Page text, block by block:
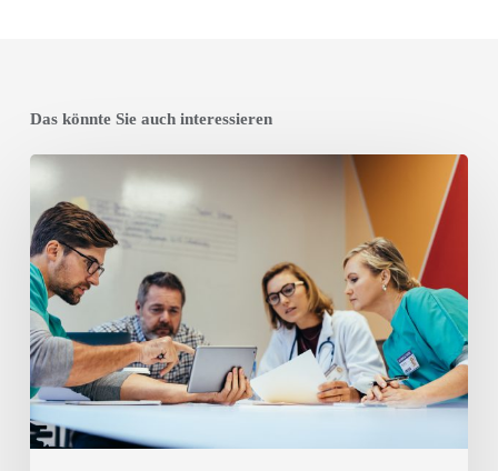
Das könnte Sie auch interessieren
Effizientes
Ausfallmanagement
in
deutschen
Kliniken:
Tagesaktuelle
Dienstplanung
für
reibungslose
Abläufe